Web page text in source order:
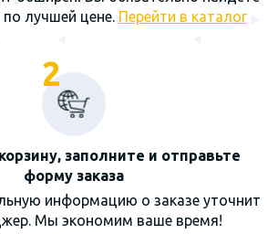
лучшей цене. Перейти в каталог
2
заполните и отправьте
форму заказа
информацию о заказе уточнит
Мы экономим ваше время!